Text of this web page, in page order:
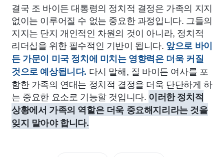
결국 조 바이든 대통령의 정치적 결정은 가족의 지지
없이는 이루어질 수 없는 중요한 과정입니다. 그들의
지지는 단지 개인적인 차원의 것이 아니라, 정치적
리더십을 위한 필수적인 기반이 됩니다. 앞으로 바이
든 가문이 미국 정치에 미치는 영향력은 더욱 커질
것으로 예상됩니다. 다시 말해, 질 바이든 여사를 포
함한 가족의 연대는 정치적 결정을 더욱 단단하게 하
는 중요한 요소로 기능할 것입니다. 이러한 정치적
상황에서 가족의 역할은 더욱 중요해지리라는 것을
잊지 말아야 합니다.